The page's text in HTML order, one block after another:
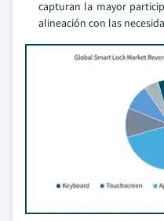
capturan la mayor
alineación con las